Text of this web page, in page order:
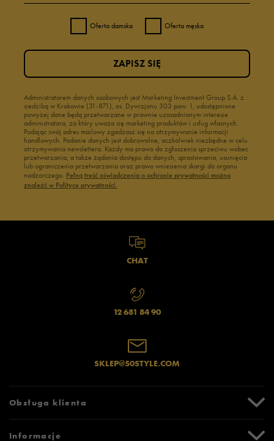
Oferta damska Oferta męska
Administratorem danych osobowych jest Marketing Investment Group S.A. z
siedzibą w Krakowie (31-871), os. Dywizjonu 303 paw. 1, udostępnione
powyżej dane będą przetwarzane w prawnie uzasadnionym interesie
administratora, za który uważa się marketing produktów i usług własnych.
Podając swój adres mailowy zgadzasz się na otrzymywanie informacji
handlowych. Podanie danych jest dobrowolne, aczkolwiek niezbędne w celu
otrzymywania newslettera. Każdy ma prawo do zgłoszenia sprzeciwu wobec
przetwarzania, a także żądania dostępu do danych, sprostowania, usunięcia
lub ograniczenia przetwarzania oraz prawo wniesienia skargi do organu
nadzorczego. Pełną treść oświadczenia o ochronie prywatności można
znaleźć w Polityce prywatności.
ZAPISZ SIĘ
CHAT
12 681 84 90
SKLEP@50STYLE.COM
Obsługa klienta
Informacje